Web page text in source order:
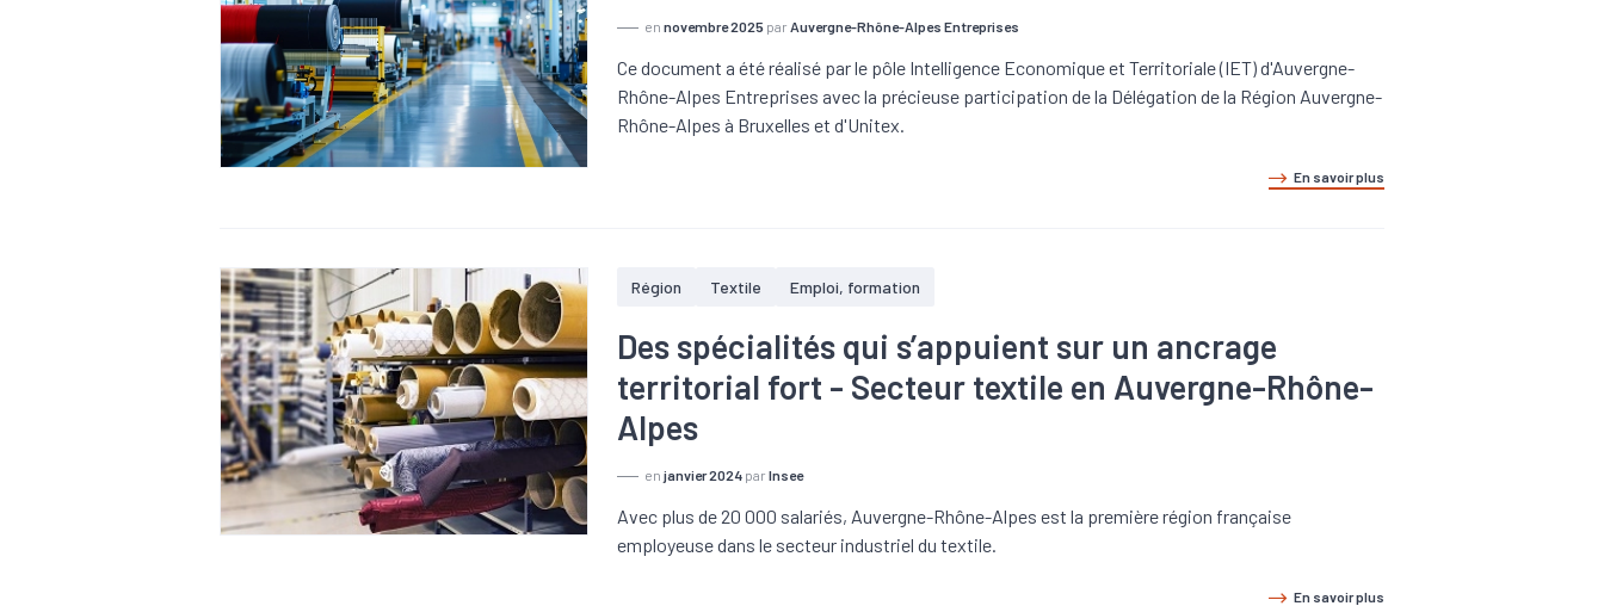
ennovembre 2025 parAuvergne-Rhône-Alpes Entreprises
Ce document a été réalisé par le pôle Intelligence Economique et Territoriale (IET) d'Auvergne-
Rhône-Alpes Entreprises avec la précieuse participation de la Délégation de la Région Auvergne-
Rhône-Alpes à Bruxelles et d'Unitex.
En savoir plus
Région Textile Emploi, formation
Des spécialités qui s’appuient sur un ancrage
territorial fort - Secteur textile en Auvergne-Rhône-
Alpes
enjanvier 2024 parInsee
Avec plus de 20 000 salariés, Auvergne-Rhône-Alpes est la première région française
employeuse dans le secteur industriel du textile.
En savoir plus